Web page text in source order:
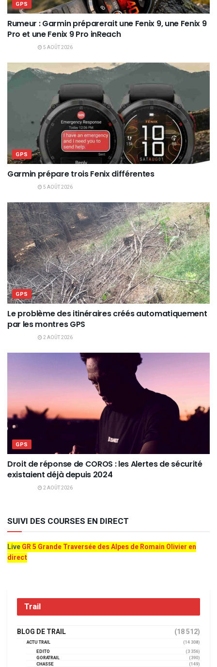
GPS
Rumeur : Garmin préparerait une Fenix 9, une Fenix 9
Pro et une Fenix 9 Pro inReach
5 AOÛT 2026
GPS
Garmin prépare trois Fenix différentes
5 AOÛT 2026
GPS
Le problème des itinéraires créés automatiquement
par les montres GPS
2 AOÛT 2026
GPS
Droit de réponse de COROS : les Alertes de sécurité
existaient déjà depuis 2024
2 AOÛT 2026
SUIVI DES COURSES EN DIRECT
LiveGR 5 Grande Traversée des Alpes de Romain Olivier en
direct
Trail
BLOG DE TRAIL (18 512)
ACTU TRAIL
(14 308)
EDITO
(3 356)
GORATRAIL
(390)
CHASSE
(149)